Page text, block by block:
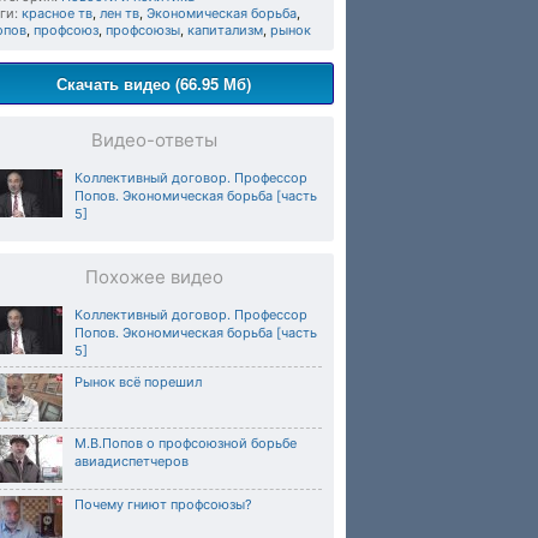
красное тв, лен тв, Экономическая борьба,
, профсоюз, профсоюзы, капитализм, рынок
Скачать видео (66.95 Мб)
Видео-ответы
Коллективный договор. Профессор
Попов. Экономическая борьба [часть
5]
Похожее видео
Коллективный договор. Профессор
Попов. Экономическая борьба [часть
5]
Рынок всё порешил
М.В.Попов о профсоюзной борьбе
авиадиспетчеров
Почему гниют профсоюзы?